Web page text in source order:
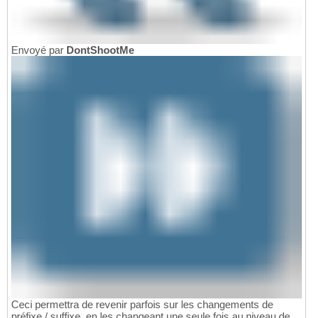
Envoyé par DontShootMe
Ceci permettra de revenir parfois sur les changements de